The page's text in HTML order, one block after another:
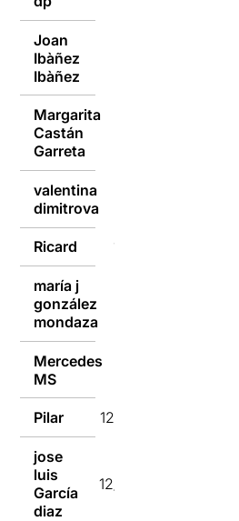
Joan
Ibàñez
Ibàñez
Margarita
Castán
Garreta
valentina
dimitrova
Ricard 12/01/2017
maría j
gonzález
mondaza
Mercedes
MS
Pilar 12/01/2017
jose
luis
García
diaz
12/01/2017